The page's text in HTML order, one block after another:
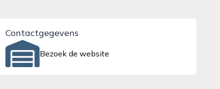
Contactgegevens
Bezoek de website